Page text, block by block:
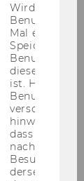
1953),
der
Wird gesetzt,
Benutzer
Mal eine
Speichert die
Benutzer-ID,
diese Seite
ist. Hotjar
Benutzer
verschiedene
hinweg.Stellt
dass Daten
Besuchen auf
derselben